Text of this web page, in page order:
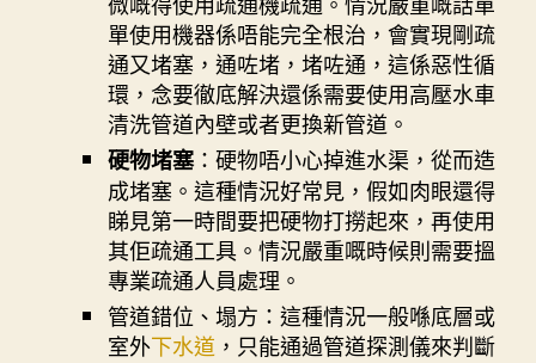
單使用機器係唔能完全根治，會實現剛疏
通又堵塞，通咗堵，堵咗通，這係惡性循
環，念要徹底解決還係需要使用高壓水車
清洗管道內壁或者更換新管道。
硬物堵塞：硬物唔小心掉進水渠，從而造
成堵塞。這種情況好常見，假如肉眼還得
睇見第一時間要把硬物打撈起來，再使用
其佢疏通工具。情況嚴重嘅時候則需要搵
專業疏通人員處理。
管道錯位、塌方：這種情況一般喺底層或
室外下水道 ，只能通過管道探測儀來判斷